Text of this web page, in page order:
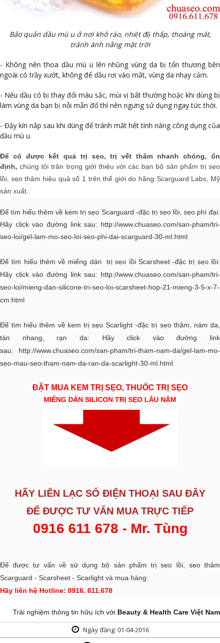
Bảo quản dầu mù u ở nơi khô ráo, nhiệt độ thấp, thoáng mát,
tránh ánh nắng mặt trời
- Không nên thoa dầu mù u lên nhũng vùng da bị tổn thương bên
ngoài có trầy xướt, không để dầu rơi vào mắt, vùng da nhạy cảm.
- Nếu dầu có bị thay đổi màu sắc, mùi vị bất thường hoặc khi dùng bị
làm vùng da bạn bị nỗi mẫn đổ thì nên ngưng sử dụng ngay tức thời.
- Đậy kín nắp sau khi dùng để tránh mất hết tính năng công dụng của
dầu mù u.
Để có được kết quả trị sẹo, trị vết thâm nhanh chóng, ổn
định, chúng tôi trân trọng giới thiệu với các bạn bộ sản phẩm trị sẹo
lồi, sẹo thâm hiệu quả số 1 trên thế giới do hãng Scarguard Labs, Mỹ
sản xuất.
Để tìm hiểu thêm về kem trị sẹo Scarguard -đặc trị sẹo lồi, sẹo phì đại:
Hãy click vào đường link sau: http://www.chuaseo.com/san-pham/tri-
seo-loi/gel-lam-mo-seo-loi-seo-phi-dai-scarguard-30-ml.html
Để tìm hiểu thêm về miếng dán trị sẹo lồi Scarsheet -đặc trị sẹo lồi:
Hãy click vào đường link sau: http://www.chuaseo.com/san-pham/tri-
seo-loi/mieng-dan-silicone-tri-seo-loi-scarsheet-hop-21-mieng-3-5-x-7-
cm.html
Để tìm hiểu thêm về kem trị sẹo Scarlight -đặc trị sẹo thâm, nám da,
tàn nhang, rạn da: Hãy click vào đường link
sau:
http://www.chuaseo.com/san-pham/tri-tham-nam-da/gel-lam-mo-
seo-mau-seo-tham-nam-da-ran-da-scarlight-30-ml.html
ĐẶT MUA KEM TRỊ SẸO, THUỐC TRỊ SẸO
MIẾNG DÁN SILICON TRỊ SẸO LÂU NĂM
HÃY LIÊN LẠC SỐ ĐIỆN THOẠI SAU ĐÂY
ĐỂ ĐƯỢC TƯ VẤN MUA TRỰC TIẾP
0916 611 678 - Mr. Tùng
Để được tư vấn về sử dụng bộ sản phẩm trị sẹo lồi, sẹo thâm
Scarguard - Scarsheet - Scarlight và mua hàng:
Hãy liên hệ Hotline: 0916. 611.678
Trải nghiệm thông tin hữu ích với Beauty & Health Care Việt Nam
Ngày đăng: 01-04-2016